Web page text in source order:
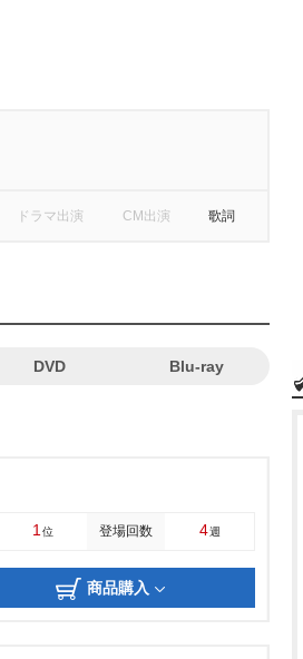
ドラマ出演 CM出演 歌詞
DVD Blu-ray
1 位 登場回数 4週
商品購入